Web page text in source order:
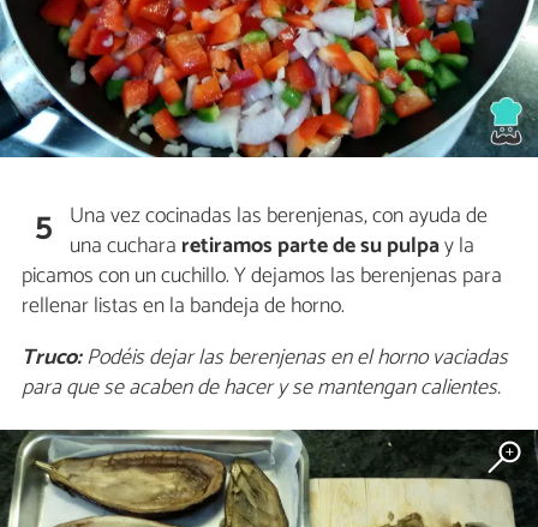
5 Una vez cocinadas las berenjenas, con ayuda de
una cuchara retiramos parte de su pulpay la
picamos con un cuchillo. Y dejamos las berenjenas para
rellenar listas en la bandeja de horno.
Truco:Podéis dejar las berenjenas en el horno vaciadas
para que se acaben de hacer y se mantengan calientes.